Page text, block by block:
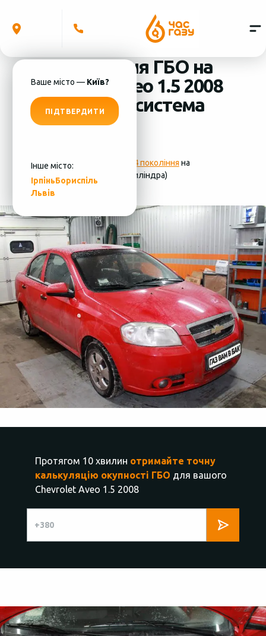
Ваше місто — Київ?
ПІДТВЕРДИТИ
Інше місто:
ІрпіньБориспіль
Львів
Встановлення ГБО на
Chevrolet Aveo 1.5 2008
(4 циліндра) система
ГБО - KME
Фотографії установки ГБО 4 покоління на
Chevrolet Aveo 1.5 2008 (4 циліндра)
Протягом 10 хвилин отримайте точну
калькуляцію окупності ГБО для вашого
Chevrolet Aveo 1.5 2008